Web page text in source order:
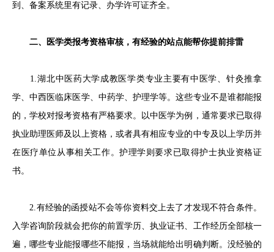
到、备案系统里有记录、办学许可证齐全。
二、医学类报考资格审核，有经验的站点能帮你提前排雷
1.湖北中医药大学成教医学类专业主要有中医学、针灸推拿
学、中西医临床医学、中药学、护理学等。这些专业不是谁都能报
的，学校对报考资格有严格要求。以中医学为例，通常要求已取得
执业助理医师及以上资格，或者具有相应专业的中专及以上学历并
在医疗单位从事相关工作。护理学则要求已取得护士执业资格证
书。
2.有经验的函授站不会等你资料交上去了才发现不符合条件。
入学咨询阶段就会把你的前置学历、执业证书、工作经历全部核一
遍，哪些专业能报哪些不能报，当场就能给出明确判断。没经验的